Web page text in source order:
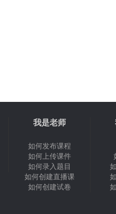
我是老师
如何发布课程
如何上传课件
如何录入题目
如何创建直播课
如何创建试卷